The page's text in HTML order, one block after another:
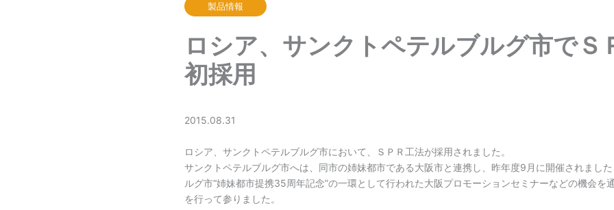
製品情報
ロシア、サンクトペテルブルグ市でＳ
初採用
2015.08.31
ロシア、サンクトペテルブルグ市において、ＳＰＲ工法が採用されました。
サンクトペテルブルグ市へは、同市の姉妹都市である大阪市と連携し、昨年度9月に開催されまし
ルグ市“姉妹都市提携35周年記念”の一環として行われた大阪プロモーションセミナーなどの機会を
を行って参りました。